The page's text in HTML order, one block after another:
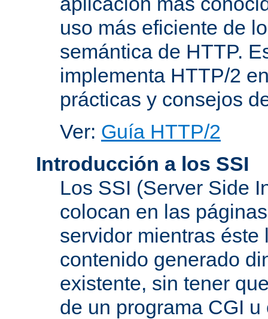
uso más eficiente de
semántica de HTTP.
implementa HTTP/2
prácticas y consejos
Ver: Guía HTTP/2
Introducción a los SSI
Los SSI (Server Side
colocan en las
servidor mientras
contenido generado
existente, sin tener
de un programa CGI